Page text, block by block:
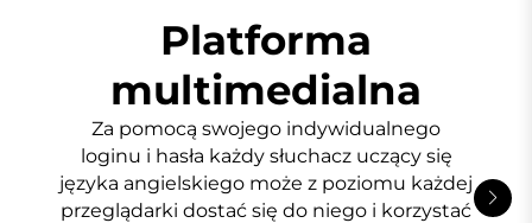
Platforma
multimedialna
Za pomocą swojego indywidualnego
loginu i hasła każdy słuchacz uczący się
języka angielskiego może z poziomu każdej
przeglądarki dostać się do niego i korzystać